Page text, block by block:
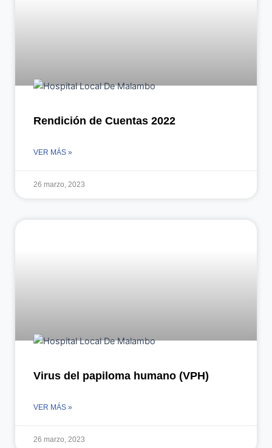
Rendición de Cuentas 2022
VER MÁS »
26 marzo, 2023
Virus del papiloma humano (VPH)
VER MÁS »
26 marzo, 2023